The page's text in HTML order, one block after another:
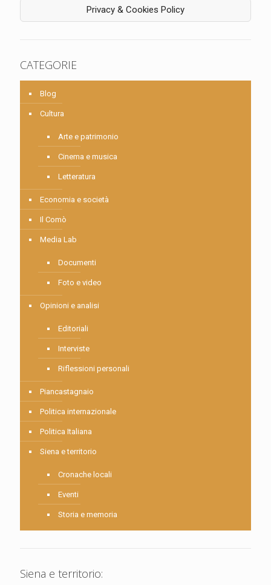
Privacy & Cookies Policy
CATEGORIE
Blog
Cultura
Arte e patrimonio
Cinema e musica
Letteratura
Economia e società
Il Comò
Media Lab
Documenti
Foto e video
Opinioni e analisi
Editoriali
Interviste
Riflessioni personali
Piancastagnaio
Politica internazionale
Politica Italiana
Siena e territorio
Cronache locali
Eventi
Storia e memoria
Siena e territorio: